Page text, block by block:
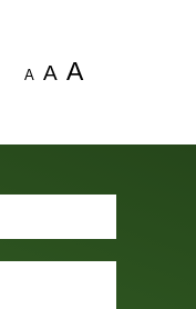
A A A